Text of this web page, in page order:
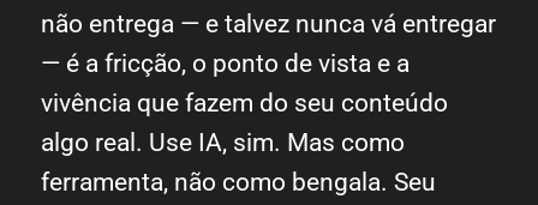
não entrega — e talvez nunca vá entregar
— é a fricção, o ponto de vista e a
vivência que fazem do seu conteúdo
algo real. Use IA, sim. Mas como
ferramenta, não como bengala. Seu